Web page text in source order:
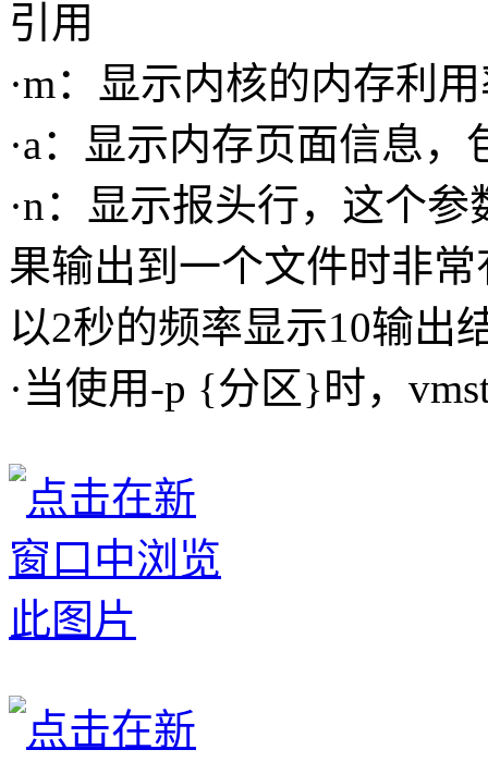
引用
·m：显示内核的内存利
·a：显示内存页面信息
·n：显示报头行，这个
果输出到一个文件时非常
以2秒的频率显示10输出
·当使用-p {分区}时，